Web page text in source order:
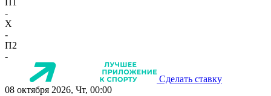
-
X
-
П2
-
Сделать ставку
08 октября 2026, Чт, 00:00